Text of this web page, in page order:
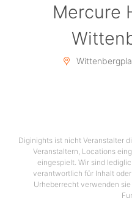
Mercure
Diginights ist nicht Veranstalter
Veranstaltern, Locations
eingespielt. Wir sind
verantwortlich für Inhalt
Urheberrecht verwenden